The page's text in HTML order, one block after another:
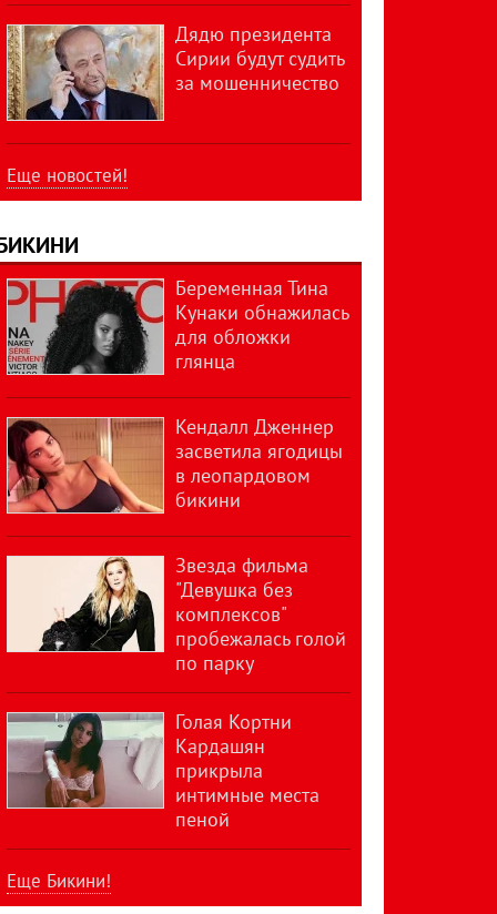
Дядю президента
Сирии будут судить
за мошенничество
Еще новостей!
Беременная Тина
Кунаки обнажилась
для обложки
глянца
Кендалл Дженнер
засветила ягодицы
в леопардовом
бикини
Звезда фильма
"Девушка без
комплексов"
пробежалась голой
по парку
Голая Кортни
Кардашян
прикрыла
интимные места
пеной
Еще Бикини!